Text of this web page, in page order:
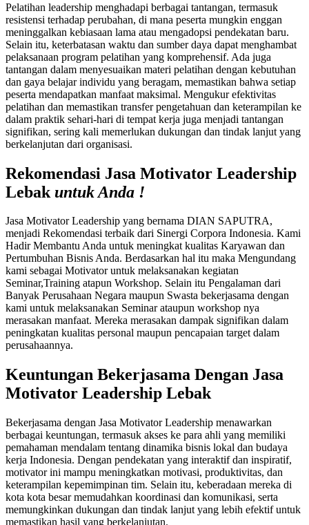
Pelatihan leadership menghadapi berbagai tantangan, termasuk
resistensi terhadap perubahan, di mana peserta mungkin enggan
meninggalkan kebiasaan lama atau mengadopsi pendekatan baru.
Selain itu, keterbatasan waktu dan sumber daya dapat menghambat
pelaksanaan program pelatihan yang komprehensif. Ada juga
tantangan dalam menyesuaikan materi pelatihan dengan kebutuhan
dan gaya belajar individu yang beragam, memastikan bahwa setiap
peserta mendapatkan manfaat maksimal. Mengukur efektivitas
pelatihan dan memastikan transfer pengetahuan dan keterampilan ke
dalam praktik sehari-hari di tempat kerja juga menjadi tantangan
signifikan, sering kali memerlukan dukungan dan tindak lanjut yang
berkelanjutan dari organisasi.
Rekomendasi Jasa Motivator Leadership
Lebak untuk Anda !
Jasa Motivator Leadership yang bernama DIAN SAPUTRA,
menjadi Rekomendasi terbaik dari Sinergi Corpora Indonesia. Kami
Hadir Membantu Anda untuk meningkat kualitas Karyawan dan
Pertumbuhan Bisnis Anda. Berdasarkan hal itu maka Mengundang
kami sebagai Motivator untuk melaksanakan kegiatan
Seminar,Training atapun Workshop. Selain itu Pengalaman dari
Banyak Perusahaan Negara maupun Swasta bekerjasama dengan
kami untuk melaksanakan Seminar ataupun workshop nya
merasakan manfaat. Mereka merasakan dampak signifikan dalam
peningkatan kualitas personal maupun pencapaian target dalam
perusahaannya.
Keuntungan Bekerjasama Dengan Jasa
Motivator Leadership Lebak
Bekerjasama dengan Jasa Motivator Leadership menawarkan
berbagai keuntungan, termasuk akses ke para ahli yang memiliki
pemahaman mendalam tentang dinamika bisnis lokal dan budaya
kerja Indonesia. Dengan pendekatan yang interaktif dan inspiratif,
motivator ini mampu meningkatkan motivasi, produktivitas, dan
keterampilan kepemimpinan tim. Selain itu, keberadaan mereka di
kota kota besar memudahkan koordinasi dan komunikasi, serta
memungkinkan dukungan dan tindak lanjut yang lebih efektif untuk
memastikan hasil yang berkelanjutan.